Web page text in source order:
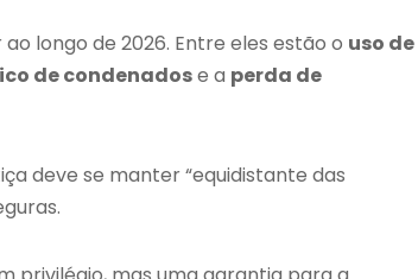
longo de 2026. Entre eles estão o uso de
de condenadose a perda de
deve se manter “equidistante das